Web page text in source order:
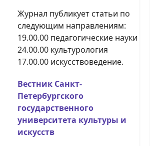
Журнал публикует статьи по
следующим направлениям:
19.00.00 педагогические науки
24.00.00 культурология
17.00.00 искусствоведение.
Вестник Санкт-
Петербургского
государственного
университета культуры и
искусств